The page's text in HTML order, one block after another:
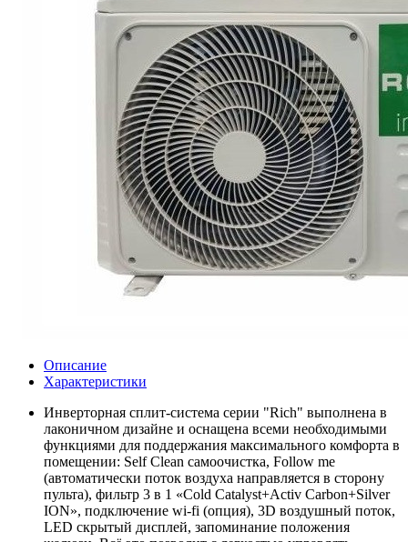
Описание
Характеристики
Инверторная сплит-система серии "Rich" выполнена в
лаконичном дизайне и оснащена всеми необходимыми
функциями для поддержания максимального комфорта в
помещении: Self Clean самоочистка, Follow me
(автоматически поток воздуха направляется в сторону
пульта), фильтр 3 в 1 «Cold Catalyst+Activ Carbon+Silver
ION», подключение wi-fi (опция), 3D воздушный поток,
LED скрытый дисплей, запоминание положения